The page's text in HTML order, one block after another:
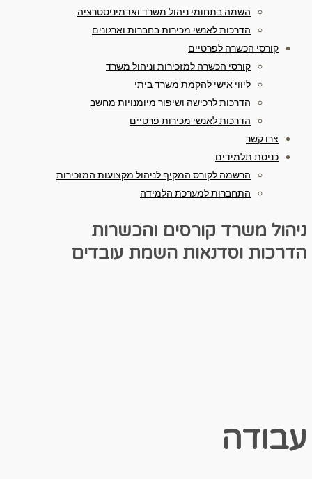
השמה בתחומי ניהול משרד ואדמיניסטרציה
הדרכות לאנשי מכירות בחברות וארגונים
קורסי הכשרה לפרטיים
קורסי הכשרה למזכירות וניהול משרד
ליווי אישי להקמת משרד ביתי
הדרכות לרכישה ושיפור מיומנויות מחשב
הדרכות לאנשי מכירות פרטיים
צרו קשר
כניסת תלמידים
הרשמה לקורס המקיף לניהול מקצועות המזכירות
התחברות למערכת הלמידה
ניהול משרד קורסים והכשרות
הדרכות וסדנאות השמת עובדים
עבודה